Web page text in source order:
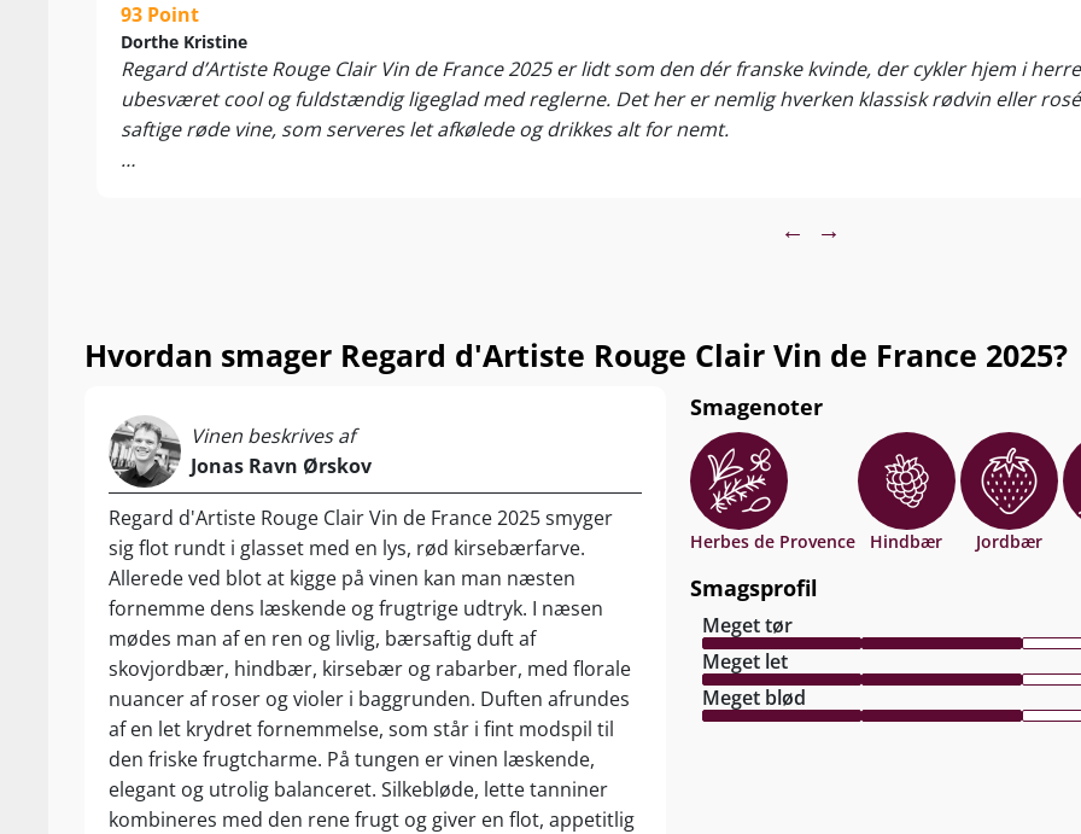
Nyd den som en læskende aperitif eller til tapas, grøntsagsretter og alt
godt fra sommergrillen! Server ved 10-13°C
93 Point
Dorthe Kristine
Regard d’Artiste Rouge Clair Vin de France 2025 er lidt som den dér franske kvinde, der cykler hjem i
ubesværet cool og fuldstændig ligeglad med reglerne. Det her er nemlig hverken klassisk rødvin eller
saftige røde vine, som serveres let afkølede og drikkes alt for nemt.
her type “glouglou”-vin giver lidt fingeren til gammeldags vinsnobberi og minder os om, at vin faktisk
← →
Hvordan smager Regard d'Artiste Rouge Clair Vin de France 2025?
Vinen beskrives af
Jonas Ravn Ørskov
Regard d'Artiste Rouge Clair Vin de France 2025 smyger
sig flot rundt i glasset med en lys, rød kirsebærfarve.
Allerede ved blot at kigge på vinen kan man næsten
fornemme dens læskende og frugtrige udtryk. I næsen
mødes man af en ren og livlig, bærsaftig duft af
skovjordbær, hindbær, kirsebær og rabarber, med florale
nuancer af roser og violer i baggrunden. Duften afrundes
af en let krydret fornemmelse, som står i fint modspil til
den friske frugtcharme. På tungen er vinen læskende,
elegant og utrolig balanceret. Silkebløde, lette tanniner
kombineres med den rene frugt og giver en flot, appetitlig
Smagenoter
Herbes de Provence Hindbær Jordbær
Smagsprofil
Meget tør
Meget let
Meget blød